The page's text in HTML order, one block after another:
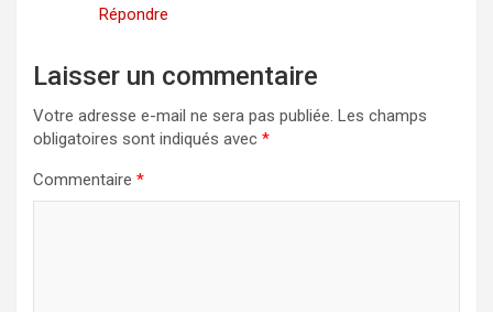
Répondre
Laisser un commentaire
Votre adresse e-mail ne sera pas publiée. Les champs
obligatoires sont indiqués avec *
Commentaire *